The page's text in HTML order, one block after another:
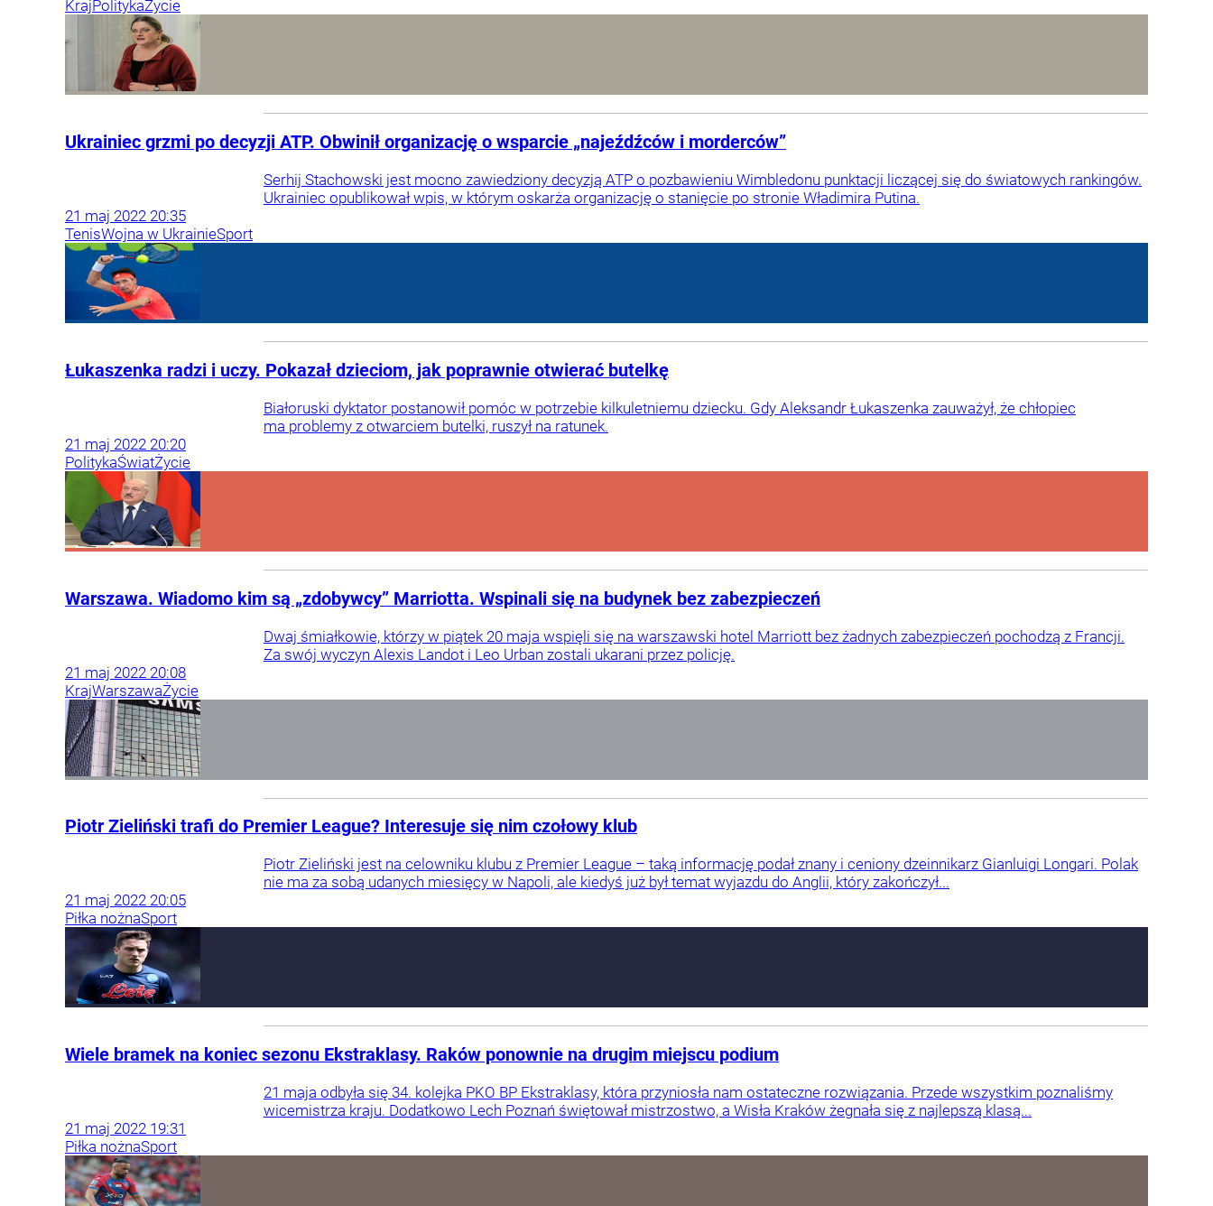
KrajPolitykaŻycie
Ukrainiec grzmi po decyzji ATP. Obwinił organizację o wsparcie „najeźdźców i morderców”
Serhij Stachowski jest mocno zawiedziony decyzją ATP o pozbawieniu Wimbledonu punktacji liczącej się do światowych rankingów.
Ukrainiec opublikował wpis, w którym oskarża organizację o stanięcie po stronie Władimira Putina.
21 maj 2022 20:35
TenisWojna w UkrainieSport
Łukaszenka radzi i uczy. Pokazał dzieciom, jak poprawnie otwierać butelkę
Białoruski dyktator postanowił pomóc w potrzebie kilkuletniemu dziecku. Gdy Aleksandr Łukaszenka zauważył, że chłopiec
ma problemy z otwarciem butelki, ruszył na ratunek.
21 maj 2022 20:20
PolitykaŚwiatŻycie
Warszawa. Wiadomo kim są „zdobywcy” Marriotta. Wspinali się na budynek bez zabezpieczeń
Dwaj śmiałkowie, którzy w piątek 20 maja wspięli się na warszawski hotel Marriott bez żadnych zabezpieczeń pochodzą z Francji.
Za swój wyczyn Alexis Landot i Leo Urban zostali ukarani przez policję.
21 maj 2022 20:08
KrajWarszawaŻycie
Piotr Zieliński trafi do Premier League? Interesuje się nim czołowy klub
Piotr Zieliński jest na celowniku klubu z Premier League – taką informację podał znany i ceniony dzeinnikarz Gianluigi Longari. Polak
nie ma za sobą udanych miesięcy w Napoli, ale kiedyś już był temat wyjazdu do Anglii, który zakończył...
21 maj 2022 20:05
Piłka nożnaSport
Wiele bramek na koniec sezonu Ekstraklasy. Raków ponownie na drugim miejscu podium
21 maja odbyła się 34. kolejka PKO BP Ekstraklasy, która przyniosła nam ostateczne rozwiązania. Przede wszystkim poznaliśmy
wicemistrza kraju. Dodatkowo Lech Poznań świętował mistrzostwo, a Wisła Kraków żegnała się z najlepszą klasą...
21 maj 2022 19:31
Piłka nożnaSport